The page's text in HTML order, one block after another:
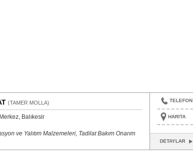
(TAMER MOLLA)
Balıkesir
ve Yalıtım Malzemeleri, Tadilat Bakım Onarım
TELEFON
HARITA
DETAYLAR